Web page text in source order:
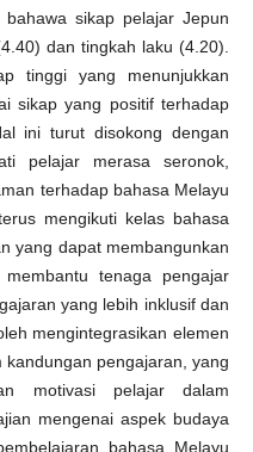
sikap pelajar Jepun
dan tingkah laku (4.20).
tinggi yang menunjukkan
sikap yang positif terhadap
ini turut disokong dengan
pelajar merasa seronok,
terhadap bahasa Melayu
mengikuti kelas bahasa
yang dapat membangunkan
tenaga pengajar
yang lebih inklusif dan
mengintegrasikan elemen
pengajaran, yang
motivasi pelajar dalam
mengenai aspek budaya
bahasa Melayu